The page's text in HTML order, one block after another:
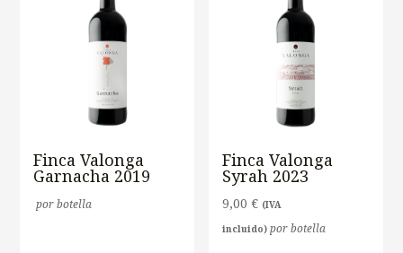
Finca Valonga
Garnacha 2019
por botella
Finca Valonga
Syrah 2023
9,00€ (IVA
incluido) por botella